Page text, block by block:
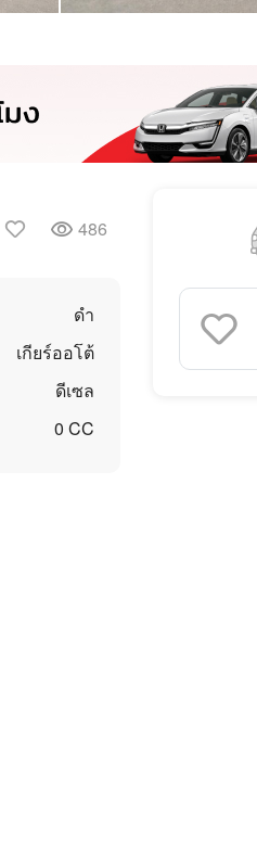
486
ดำ
เกียร์ออโต้
ดีเซล
0 CC